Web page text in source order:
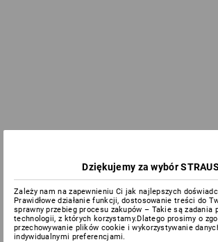
Dziękujemy za wybór
Zależy nam na zapewnieniu Ci jak najlepszych
Prawidłowe działanie funkcji, dostosowanie treści do
sprawny przebieg procesu zakupów – Takie są zadania
technologii, z których korzystamy.Dlatego prosimy o
przechowywanie plików cookie i wykorzystywanie
indywidualnymi preferencjami.